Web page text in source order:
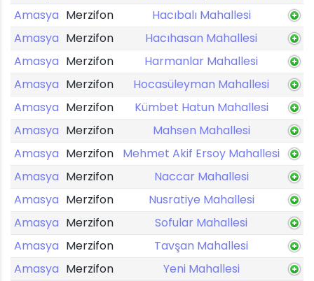
Amasya Merzifon
Hacıbalı Mahallesi
Amasya Merzifon
Hacıhasan Mahallesi
Amasya Merzifon
Harmanlar Mahallesi
Amasya Merzifon
Hocasüleyman Mahallesi
Amasya Merzifon
Kümbet Hatun Mahallesi
Amasya Merzifon
Mahsen Mahallesi
Amasya Merzifon
Mehmet Akif Ersoy Mahallesi
Amasya Merzifon
Naccar Mahallesi
Amasya Merzifon
Nusratiye Mahallesi
Amasya Merzifon
Sofular Mahallesi
Amasya Merzifon
Tavşan Mahallesi
Amasya Merzifon
Yeni Mahallesi